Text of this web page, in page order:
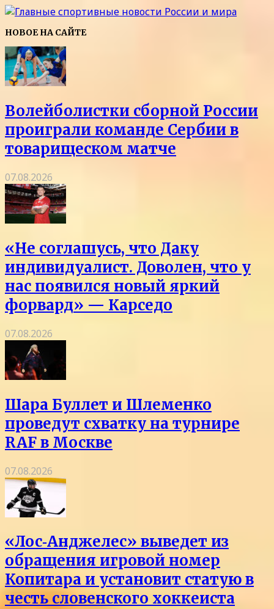
НОВОЕ НА САЙТЕ
Волейболистки сборной России
проиграли команде Сербии в
товарищеском матче
07.08.2026
«Не соглашусь, что Даку
индивидуалист. Доволен, что у
нас появился новый яркий
форвард» — Карседо
07.08.2026
Шара Буллет и Шлеменко
проведут схватку на турнире
RAF в Москве
07.08.2026
«Лос‑Анджелес» выведет из
обращения игровой номер
Копитара и установит статую в
честь словенского хоккеиста